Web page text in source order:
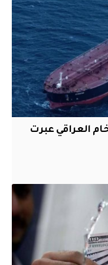
العراقي عبرت